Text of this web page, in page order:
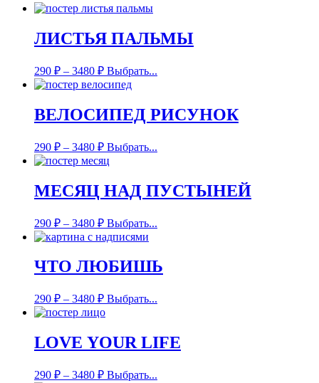
ЛИСТЬЯ ПАЛЬМЫ
290 ₽ – 3480 ₽ Выбрать...
ВЕЛОСИПЕД РИСУНОК
290 ₽ – 3480 ₽ Выбрать...
МЕСЯЦ НАД ПУСТЫНЕЙ
290 ₽ – 3480 ₽ Выбрать...
ЧТО ЛЮБИШЬ
290 ₽ – 3480 ₽ Выбрать...
LOVE YOUR LIFE
290 ₽ – 3480 ₽ Выбрать...